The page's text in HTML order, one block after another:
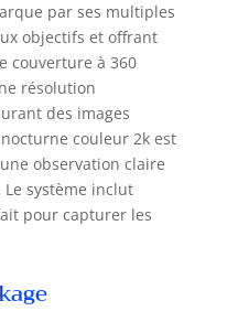
vidéos locales
perdu.
+
+ pas de
kit caméra de
est livré avec
fournir un
et 7j/7 pour
sans
【Audio
et haut-
par ses multiples
objectifs et offrant
couverture à 360
résolution
des images
couleur 2k est
observation claire
Le système inclut
pour capturer les